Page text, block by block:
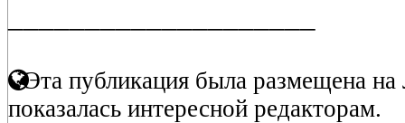
Эта публикация была размещена на
показалась интересной редакторам.